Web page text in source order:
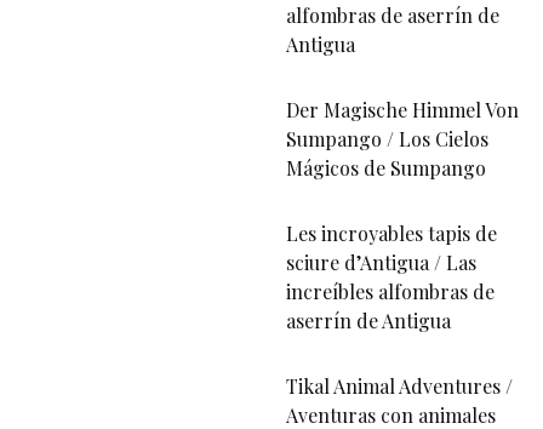
alfombras de aserrín de
Antigua
Der Magische Himmel Von
Sumpango / Los Cielos
Mágicos de Sumpango
Les incroyables tapis de
sciure d’Antigua / Las
increíbles alfombras de
aserrín de Antigua
Tikal Animal Adventures /
Aventuras con animales